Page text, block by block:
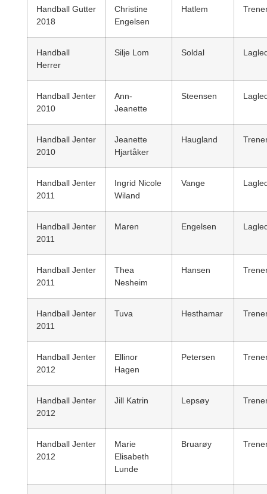
Handball Gutter
2018
Christine
Engelsen
Hatlem
Handball
Herrer
Silje Lom Soldal
Handball Jenter
2010
Ann-
Jeanette
Steensen
Handball Jenter
2010
Jeanette
Hjartåker
Haugland
Handball Jenter
2011
Ingrid Nicole
Wiland
Vange
Handball Jenter
2011
Maren Engelsen
Handball Jenter
2011
Thea
Nesheim
Hansen
Handball Jenter
2011
Tuva Hesthamar
Handball Jenter
2012
Ellinor
Hagen
Petersen
Handball Jenter
2012
Jill Katrin Lepsøy
Handball Jenter
2012
Marie
Elisabeth
Lunde
Bruarøy